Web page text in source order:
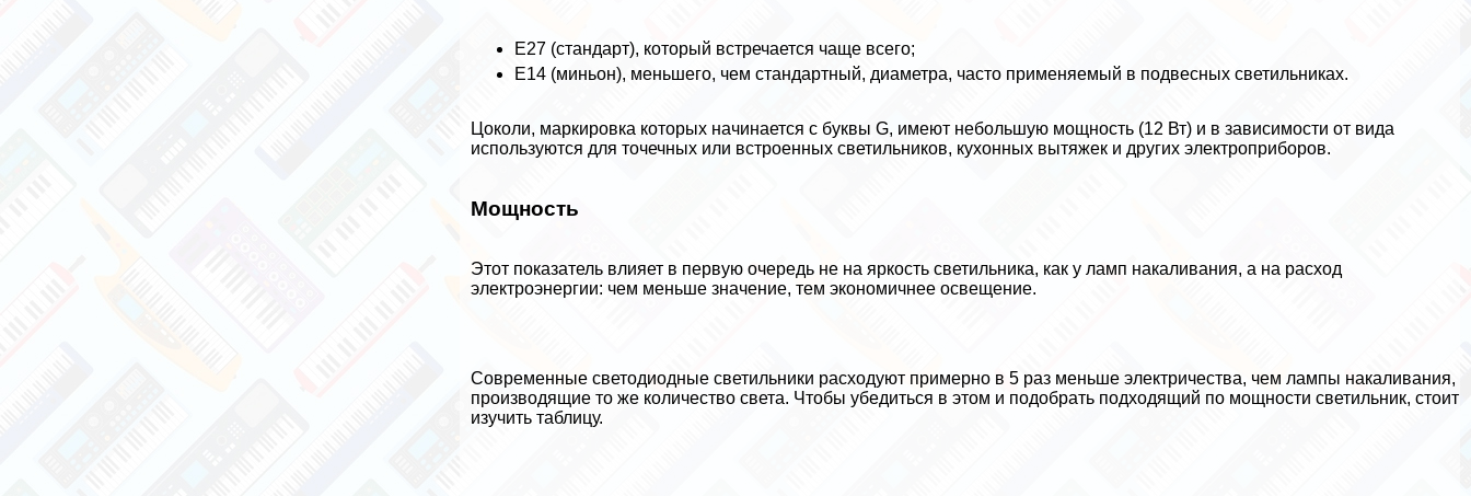
Е27 (стандарт), который встречается чаще всего;
Е14 (миньон), меньшего, чем стандартный, диаметра, часто применяемый в подвесных светильниках.
Цоколи, маркировка которых начинается с буквы G, имеют небольшую мощность (12 Вт) и в зависимости от вида
используются для точечных или встроенных светильников, кухонных вытяжек и других электроприборов.
Мощность
Этот показатель влияет в первую очередь не на яркость светильника, как у ламп накаливания, а на расход
электроэнергии: чем меньше значение, тем экономичнее освещение.
Современные светодиодные светильники расходуют примерно в 5 раз меньше электричества, чем лампы накаливания,
производящие то же количество света. Чтобы убедиться в этом и подобрать подходящий по мощности светильник, стоит
изучить таблицу.